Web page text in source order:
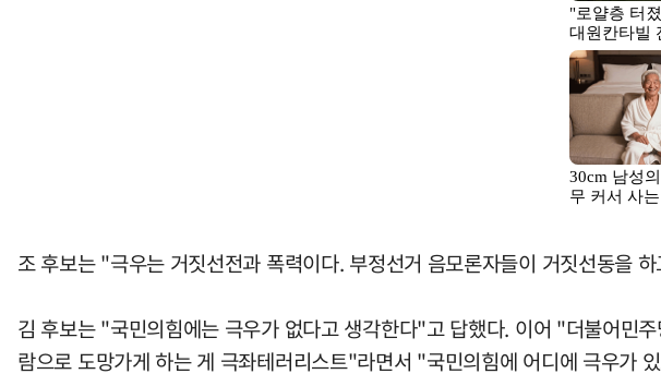
조 후보는 "극우는 거짓선전과 폭력이다. 부정선거 음모론자들이 거짓선동을
김 후보는 "국민의힘에는 극우가 없다고 생각한다"고 답했다. 이어 "더불어민
람으로 도망가게 하는 게 극좌테러리스트"라면서 "국민의힘에 어디에 극우가